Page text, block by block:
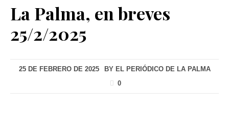
La Palma, en breves
25/2/2025
25 DE FEBRERO DE 2025 BY EL PERIÓDICO DE LA PALMA
0